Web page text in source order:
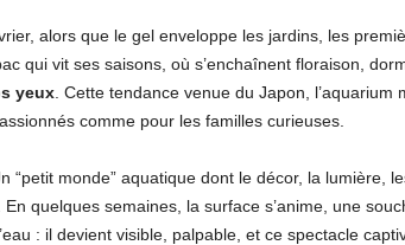
alors que le gel enveloppe les jardins, les
qui vit ses saisons, où s’enchaînent floraison,
yeux. Cette tendance venue du Japon,
comme pour les familles curieuses.
“petit monde” aquatique dont le décor, la
quelques semaines, la surface s’anime, une
: il devient visible, palpable, et ce spectacle